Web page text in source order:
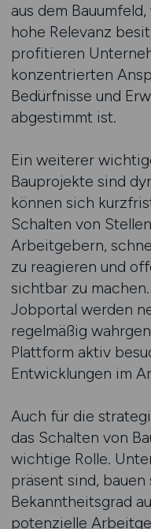
aus dem
hohe Relevanz
profitieren
konzentrierten
Bedürfnisse und
abgestimmt ist.
Ein weiterer
Bauprojekte sind
können sich
Schalten von
Arbeitgebern,
zu reagieren und
sichtbar zu
Jobportal werden
regelmäßig
Plattform aktiv
Entwicklungen im
Auch für die
das Schalten von
wichtige Rolle.
präsent sind,
Bekanntheitsgrad
potenzielle